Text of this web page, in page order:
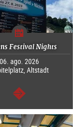
Festival Nights
06. ago. 2026
Altstadt
segue